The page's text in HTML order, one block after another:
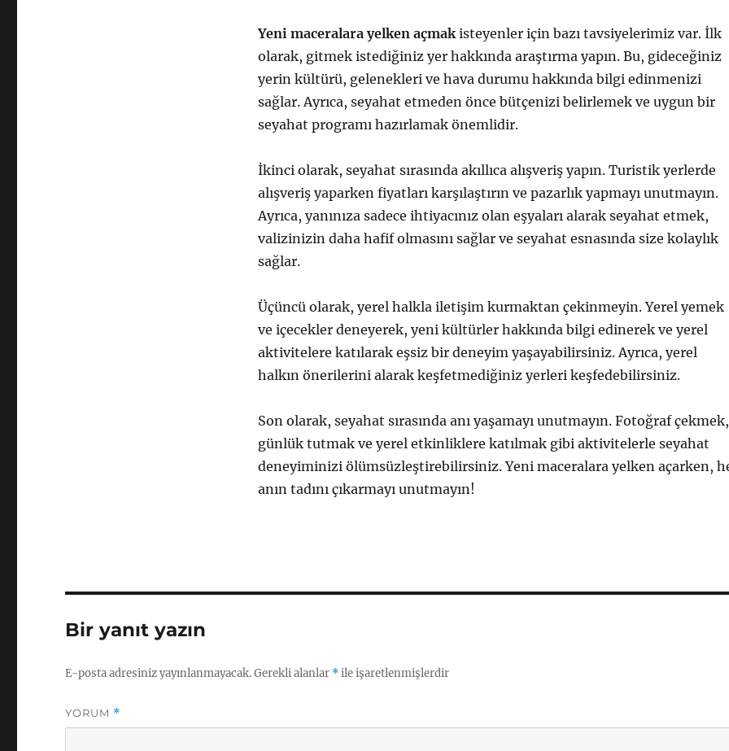
Yeni maceralara yelken açmakisteyenler için bazı tavsiyelerimiz var. İlk
olarak, gitmek istediğiniz yer hakkında araştırma yapın. Bu, gideceğiniz
yerin kültürü, gelenekleri ve hava durumu hakkında bilgi edinmenizi
sağlar. Ayrıca, seyahat etmeden önce bütçenizi belirlemek ve uygun bir
seyahat programı hazırlamak önemlidir.
İkinci olarak, seyahat sırasında akıllıca alışveriş yapın. Turistik yerlerde
alışveriş yaparken fiyatları karşılaştırın ve pazarlık yapmayı unutmayın.
Ayrıca, yanınıza sadece ihtiyacınız olan eşyaları alarak seyahat etmek,
valizinizin daha hafif olmasını sağlar ve seyahat esnasında size kolaylık
sağlar.
Üçüncü olarak, yerel halkla iletişim kurmaktan çekinmeyin. Yerel yemek
ve içecekler deneyerek, yeni kültürler hakkında bilgi edinerek ve yerel
aktivitelere katılarak eşsiz bir deneyim yaşayabilirsiniz. Ayrıca, yerel
halkın önerilerini alarak keşfetmediğiniz yerleri keşfedebilirsiniz.
Son olarak, seyahat sırasında anı yaşamayı unutmayın. Fotoğraf çekmek,
günlük tutmak ve yerel etkinliklere katılmak gibi aktivitelerle seyahat
deneyiminizi ölümsüzleştirebilirsiniz. Yeni maceralara yelken açarken,
anın tadını çıkarmayı unutmayın!
Bir yanıt yazın
E-posta adresiniz yayınlanmayacak.Gerekli alanlar *ile işaretlenmişlerdir
YORUM *